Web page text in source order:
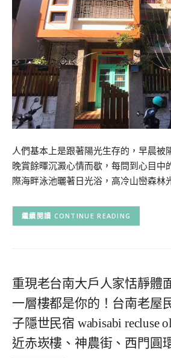
人們基本上是跟著陽光生存的，早晨被
晚賞餘暉沉澱心情而歇，每問到心目中
際海畔泳池曬著日光浴，高冷山巒森
CONTINUE READING
重現老台南大戶人家恬靜體
一層樓都是你的！台南老屋
子隱世民宿 wabisabi recluse
近赤崁樓、神農街、西門圓